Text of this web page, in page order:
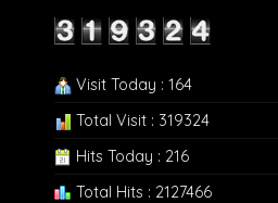
Visit Today : 164
Total Visit : 319324
Hits Today : 216
Total Hits : 2127466